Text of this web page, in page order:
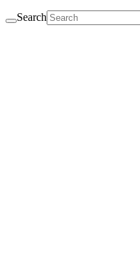
Search